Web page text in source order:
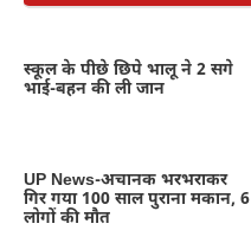
स्कूल के पीछे छिपे भालू ने 2 सगे
भाई-बहन की ली जान
UP News-अचानक भरभराकर
गिर गया 100 साल पुराना मकान, 6
लोगों की मौत